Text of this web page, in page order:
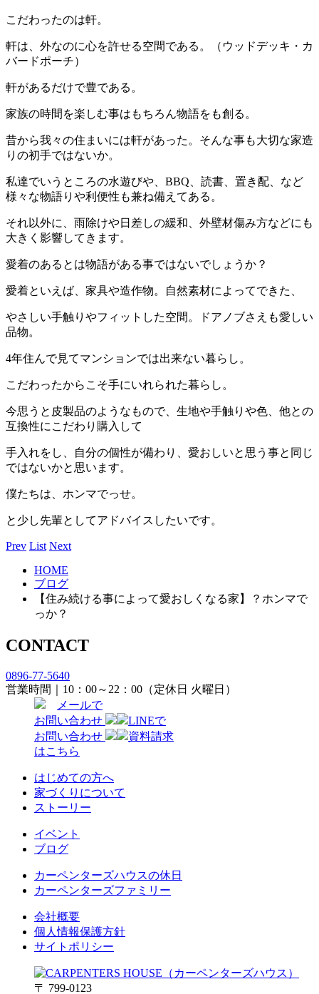
こだわったのは軒。
軒は、外なのに心を許せる空間である。（ウッドデッキ・カ
バードポーチ）
軒があるだけで豊である。
家族の時間を楽しむ事はもちろん物語をも創る。
昔から我々の住まいには軒があった。そんな事も大切な家造
りの初手ではないか。
私達でいうところの水遊びや、BBQ、読書、置き配、など
様々な物語りや利便性も兼ね備えてある。
それ以外に、雨除けや日差しの緩和、外壁材傷み方などにも
大きく影響してきます。
愛着のあるとは物語がある事ではないでしょうか？
愛着といえば、家具や造作物。自然素材によってできた、
やさしい手触りやフィットした空間。ドアノブさえも愛しい
品物。
4年住んで見てマンションでは出来ない暮らし。
こだわったからこそ手にいれられた暮らし。
今思うと皮製品のようなもので、生地や手触りや色、他との
互換性にこだわり購入して
手入れをし、自分の個性が備わり、愛おしいと思う事と同じ
ではないかと思います。
僕たちは、ホンマでっせ。
と少し先輩としてアドバイスしたいです。
Prev List Next
HOME
ブログ
【住み続ける事によって愛おしくなる家】？ホンマで
っか？
CONTACT
0896-77-5640
営業時間｜10：00～22：00（定休日 火曜日）
メールで
お問い合わせ
LINEで
お問い合わせ
資料請求
はこちら
はじめての方へ
家づくりについて
ストーリー
イベント
ブログ
カーペンターズハウスの休日
カーペンターズファミリー
会社概要
個人情報保護方針
サイトポリシー
〒 799-0123